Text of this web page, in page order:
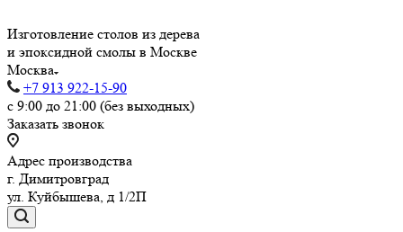
Изготовление столов из дерева
и эпоксидной смолы в Москве
Москва
+7 913 922-15-90
с 9:00 до 21:00 (без выходных)
Заказать звонок
Адрес производства
г. Димитровград
ул. Куйбышева, д 1/2П